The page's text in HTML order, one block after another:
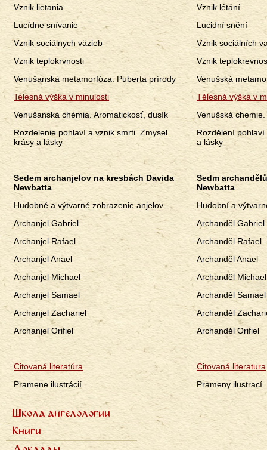
Vznik lietania
Lucídne snívanie
Vznik sociálnych väzieb
Vznik teplokrvnosti
Venušanská metamorfóza. Puberta prírody
Telesná výška v minulosti
Venušanská chémia. Aromatickosť, dusík
Rozdelenie pohlaví a vznik smrti. Zmysel
krásy a lásky
Sedem archanjelov na kresbách Davida
Newbatta
Hudobné a výtvarné zobrazenie anjelov
Archanjel Gabriel
Archanjel Rafael
Archanjel Anael
Archanjel Michael
Archanjel Samael
Archanjel Zachariel
Archanjel Orifiel
Citovaná literatúra
Pramene ilustrácií
Vznik létání
Lucidní snění
Vznik sociálních
Vznik
Venušská
Tělesná výška v
Venušská
Rozdělení
a lásky
Sedm
Newbatta
Hudobní a
Archanděl Gabriel
Archanděl Rafael
Archanděl Anael
Archanděl Michael
Archanděl Samael
Archanděl
Archanděl Orifiel
Citovaná literatura
Prameny ilustrací
Primárne
odkazy
Школа ангелологии
Семь ступеней
Фотогалерея
Книги
Семь архангелов